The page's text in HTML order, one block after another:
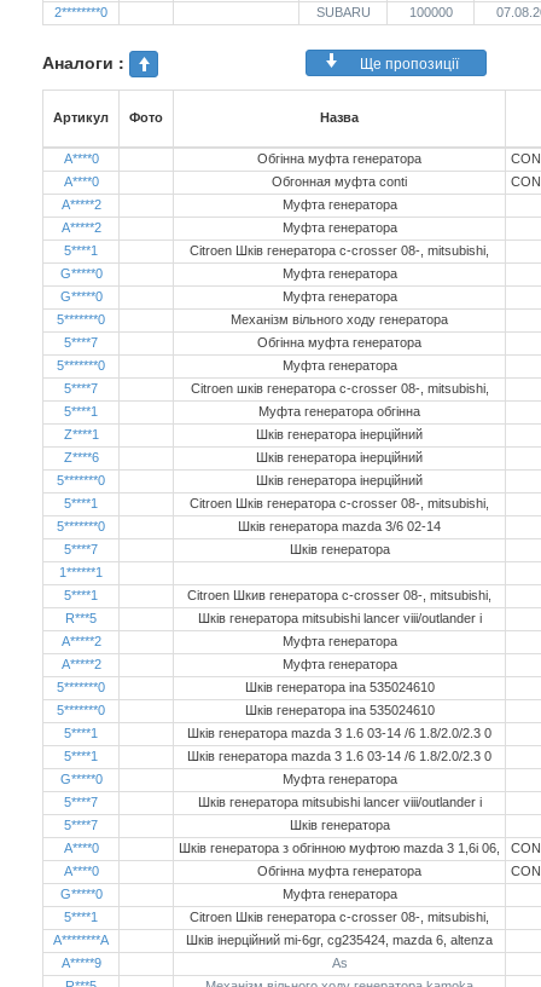
2********0
SUBARU 100000
Аналоги : Ще пропозиції
Артикул Фото Назва
A****0 Обгінна муфта генератора
A****0
Обгонная муфта conti
A*****2
Муфта генератора
A*****2
Муфта генератора
5****1
Citroen Шків генератора c-crosser 08-, mitsubishi,
G*****0
Муфта генератора
G*****0
Муфта генератора
5*******0
Механізм вільного ходу генератора
5****7
Обгінна муфта генератора
5*******0
Муфта генератора
5****7
Citroen шків генератора c-crosser 08-, mitsubishi,
5****1
Муфта генератора обгінна
Z****1
Шків генератора інерційний
Z****6
Шків генератора інерційний
5*******0
Шків генератора інерційний
5****1
Citroen Шків генератора c-crosser 08-, mitsubishi,
5*******0
Шків генератора mazda 3/6 02-14
5****7
Шків генератора
1******1
5****1
Citroen Шкив генератора c-crosser 08-, mitsubishi,
R***5
Шкiв генератора mitsubishi lancer viii/outlander i
A*****2
Муфта генератора
A*****2
Муфта генератора
5*******0
Шків генератора ina 535024610
5*******0
Шків генератора ina 535024610
5****1
Шків генератора mazda 3 1.6 03-14 /6 1.8/2.0/2.3 0
5****1
Шків генератора mazda 3 1.6 03-14 /6 1.8/2.0/2.3 0
G*****0
Муфта генератора
5****7
Шків генератора mitsubishi lancer viii/outlander i
5****7
Шкiв генератора
A****0
Шків генератора з обгінною муфтою mazda 3 1,6i 06,
A****0
Обгінна муфта генератора
G*****0
Муфта генератора
5****1
Citroen Шків генератора c-crosser 08-, mitsubishi,
A********A
Шкiв iнерцiйний mi-6gr, cg235424, mazda 6, altenza
A*****9
As